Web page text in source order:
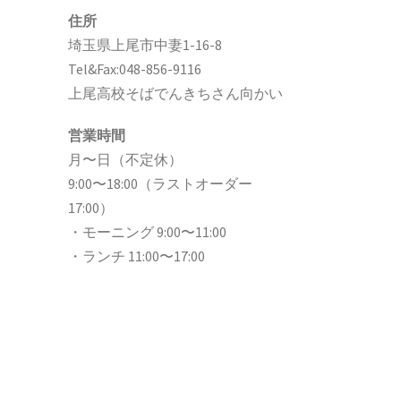
住所
埼玉県上尾市中妻1-16-8
Tel&Fax:048-856-9116
上尾高校そばでんきちさん向かい
営業時間
月〜日（不定休）
9:00〜18:00（ラストオーダー
17:00）
・モーニング 9:00〜11:00
・ランチ 11:00〜17:00